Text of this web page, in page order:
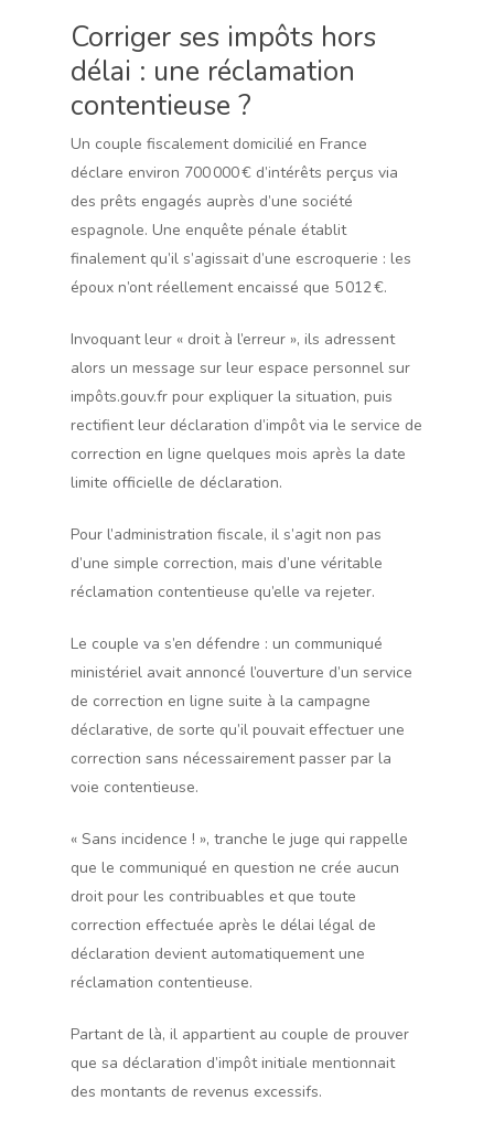
Corriger ses impôts hors
délai : une réclamation
contentieuse ?
Un couple fiscalement domicilié en France
déclare environ 700 000 € d’intérêts perçus via
des prêts engagés auprès d’une société
espagnole. Une enquête pénale établit
finalement qu’il s’agissait d’une escroquerie : les
époux n’ont réellement encaissé que 5 012 €.
Invoquant leur « droit à l’erreur », ils adressent
alors un message sur leur espace personnel sur
impôts.gouv.fr pour expliquer la situation, puis
rectifient leur déclaration d’impôt via le service de
correction en ligne quelques mois après la date
limite officielle de déclaration.
Pour l’administration fiscale, il s’agit non pas
d’une simple correction, mais d’une véritable
réclamation contentieuse qu’elle va rejeter.
Le couple va s’en défendre : un communiqué
ministériel avait annoncé l’ouverture d’un service
de correction en ligne suite à la campagne
déclarative, de sorte qu’il pouvait effectuer une
correction sans nécessairement passer par la
voie contentieuse.
« Sans incidence ! », tranche le juge qui rappelle
que le communiqué en question ne crée aucun
droit pour les contribuables et que toute
correction effectuée après le délai légal de
déclaration devient automatiquement une
réclamation contentieuse.
Partant de là, il appartient au couple de prouver
que sa déclaration d’impôt initiale mentionnait
des montants de revenus excessifs.